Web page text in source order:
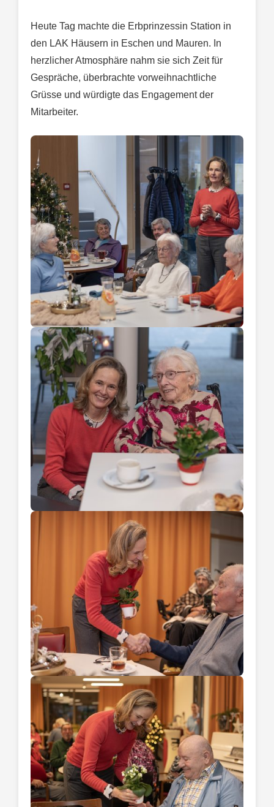
Heute Tag machte die Erbprinzessin Station in
den LAK Häusern in Eschen und Mauren. In
herzlicher Atmosphäre nahm sie sich Zeit für
Gespräche, überbrachte vorweihnachtliche
Grüsse und würdigte das Engagement der
Mitarbeiter.